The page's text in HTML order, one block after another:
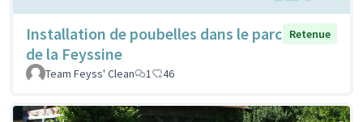
Installation de poubelles dans le parc
de la Feyssine
Retenue
Team Feyss' Clean 1 46